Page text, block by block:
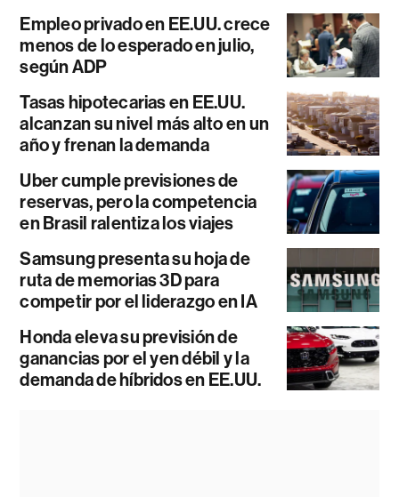
Empleo privado en EE.UU. crece
menos de lo esperado en julio,
según ADP
Tasas hipotecarias en EE.UU.
alcanzan su nivel más alto en un
año y frenan la demanda
Uber cumple previsiones de
reservas, pero la competencia
en Brasil ralentiza los viajes
Samsung presenta su hoja de
ruta de memorias 3D para
competir por el liderazgo en IA
Honda eleva su previsión de
ganancias por el yen débil y la
demanda de híbridos en EE.UU.